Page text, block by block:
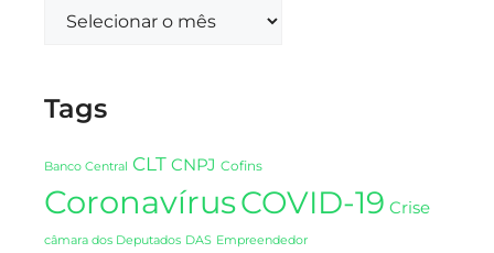
Tags
Banco Central CLT CNPJ Cofins
CoronavírusCOVID-19 Crise
câmara dos Deputados DAS Empreendedor